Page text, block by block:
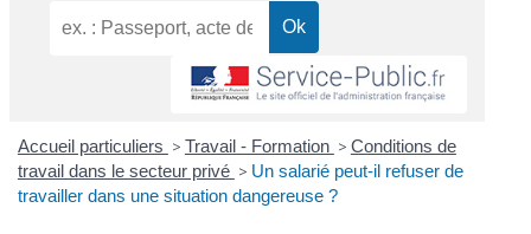
Accueil particuliers > Travail - Formation > Conditions de
travail dans le secteur privé > Un salarié peut-il refuser de
travailler dans une situation dangereuse ?